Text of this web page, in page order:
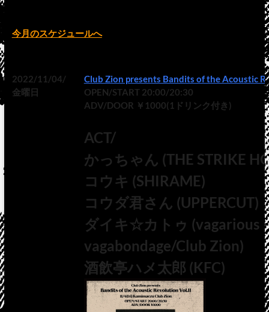
今月のスケジュールへ
2022/11/04/
金曜日
Club Zion presents Bandits of the Acoustic
OPEN/START 20:00/20:30
ADV/DOOR ￥1000(1ドリンク付き)
ACT/
かっちゃん (THE STRIKE
コウキ (SHIRAME)
コウダ君さん (UPPERCUT)
ダイキ☆カトゥ (vagarious
vagabondage/Club Zion)
酒飲亭ハメ太郎 (KFC)